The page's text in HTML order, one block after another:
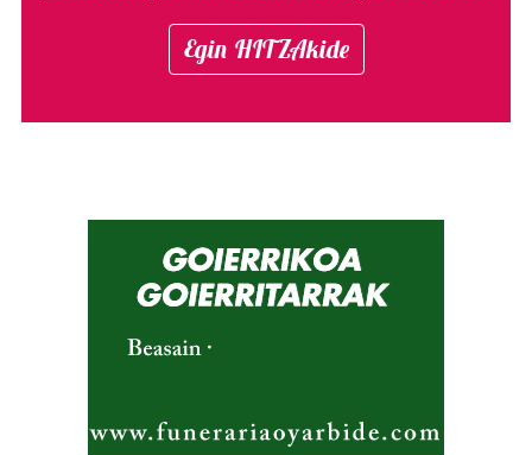
Egin HITZAkide